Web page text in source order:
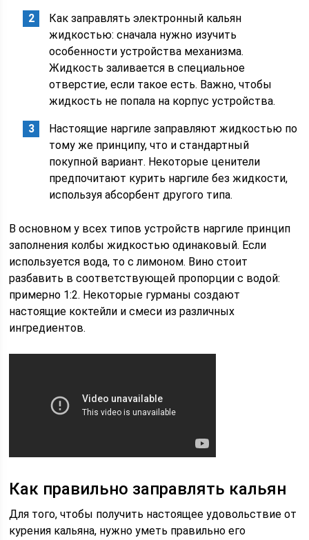
Как заправлять электронный кальян
жидкостью: сначала нужно изучить
особенности устройства механизма.
Жидкость заливается в специальное
отверстие, если такое есть. Важно, чтобы
жидкость не попала на корпус устройства.
Настоящие наргиле заправляют жидкостью по
тому же принципу, что и стандартный
покупной вариант. Некоторые ценители
предпочитают курить наргиле без жидкости,
используя абсорбент другого типа.
В основном у всех типов устройств наргиле принцип
заполнения колбы жидкостью одинаковый. Если
используется вода, то с лимоном. Вино стоит
разбавить в соответствующей пропорции с водой:
примерно 1:2. Некоторые гурманы создают
настоящие коктейли и смеси из различных
ингредиентов.
Как правильно заправлять кальян
Для того, чтобы получить настоящее удовольствие от
курения кальяна, нужно уметь правильно его